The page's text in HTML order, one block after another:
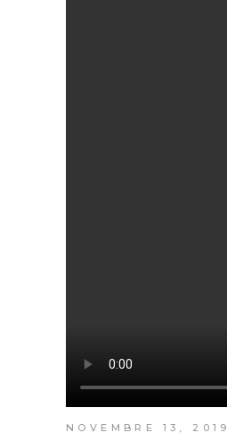
NOVEMBRE 13, 2019